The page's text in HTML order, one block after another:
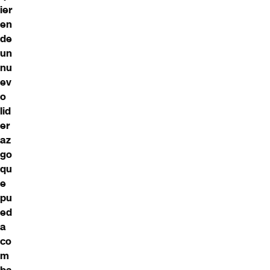
ier
en
de
un
nu
ev
o
lid
er
az
go
qu
e
pu
ed
a
co
m